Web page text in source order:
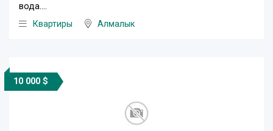
вода....
Квартиры
Алмалык
10 000 $